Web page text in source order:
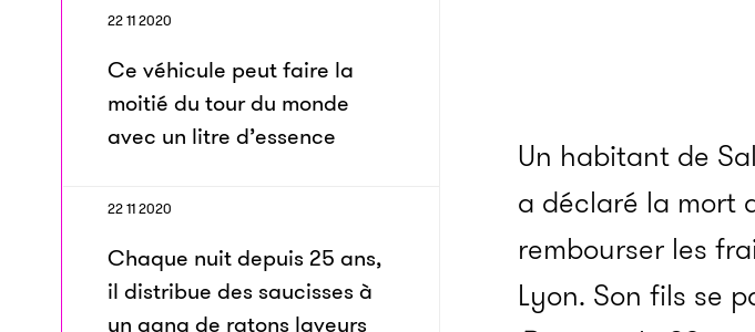
22 11 2020
Ce véhicule peut faire la
moitié du tour du monde
avec un litre d’essence
22 11 2020
Chaque nuit depuis 25 ans,
il distribue des saucisses à
un gang de ratons laveurs
Un habitant de
a déclaré la mort
rembourser les
Lyon. Son fils se